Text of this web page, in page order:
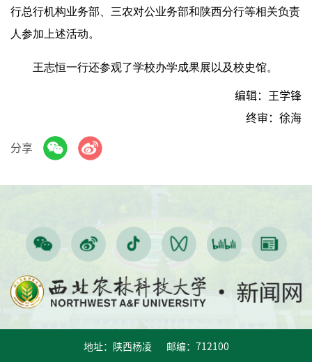
行总行机构业务部、三农对公业务部和陕西分行等相关负责
人参加上述活动。
王志恒一行还参观了学校办学成果展以及校史馆。
编辑：王学锋
终审：徐海
分享
地址：陕西杨凌 邮编：712100